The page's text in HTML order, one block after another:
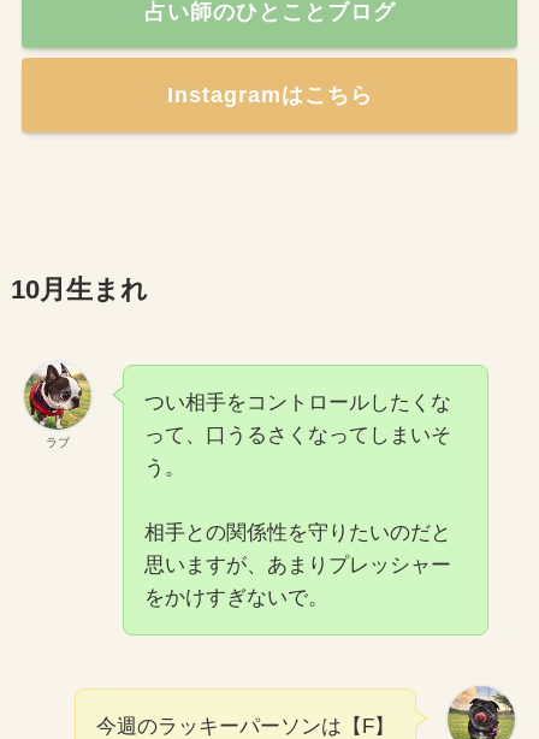
占い師のひとことブログ
Instagramはこちら
10月生まれ
ラブ
つい相手をコントロールしたくな
って、口うるさくなってしまいそ
う。
相手との関係性を守りたいのだと
思いますが、あまりプレッシャー
をかけすぎないで。
今週のラッキーパーソンは【F】